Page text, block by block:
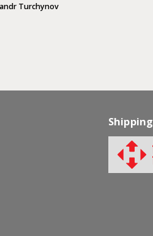
Turchynov
Shipping